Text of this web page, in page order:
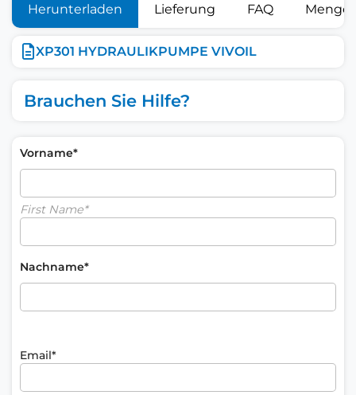
Herunterladen Lieferung FAQ
XP301 HYDRAULIKPUMPE VIVOIL
Brauchen Sie Hilfe?
Vorname*
First Name*
Nachname*
Email*